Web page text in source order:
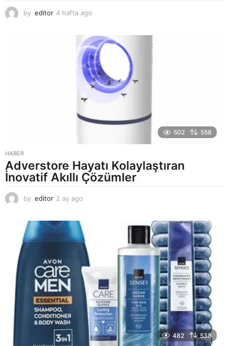
by editor 4 hafta ago
a
g
o
502 558
HABER
Adverstore Hayatı Kolaylaştıran
İnovatif Akıllı Çözümler
by editor 2 ay ago
g
o
482 538